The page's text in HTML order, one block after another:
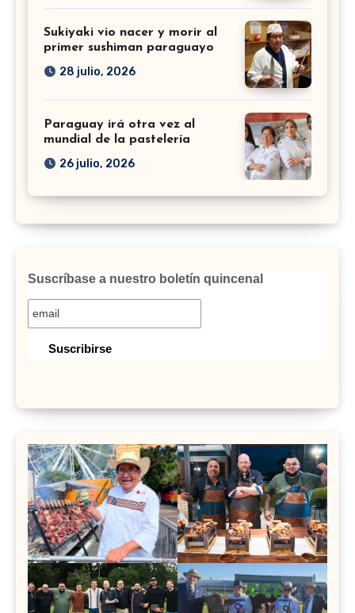
Sukiyaki vio nacer y morir al
primer sushiman paraguayo
28 julio, 2026
Paraguay irá otra vez al
mundial de la pastelería
26 julio, 2026
Suscríbase a nuestro boletín quincenal